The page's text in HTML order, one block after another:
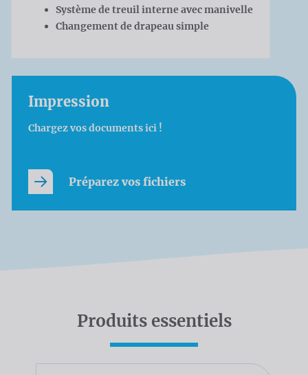
Système de treuil interne avec manivelle
Changement de drapeau simple
Impression
Chargez vos documents ici !
Préparez vos fichiers
Produits essentiels